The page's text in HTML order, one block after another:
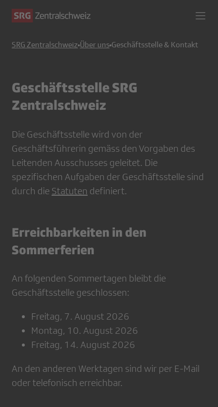
SRG Zentralschweiz Über uns Geschäftsstelle & Kontakt
Geschäftsstelle SRG
Zentralschweiz
Die Geschäftsstelle wird von der
Geschäftsführerin gemäss den Vorgaben des
Leitenden Ausschusses geleitet. Die
spezifischen Aufgaben der Geschäftsstelle sind
durch die Statuten definiert.
Erreichbarkeiten in den
Sommerferien
An folgenden Sommertagen bleibt die
Geschäftsstelle geschlossen:
Freitag, 7. August 2026
Montag, 10. August 2026
Freitag, 14. August 2026
An den anderen Werktagen sind wir per E-Mail
oder telefonisch erreichbar.